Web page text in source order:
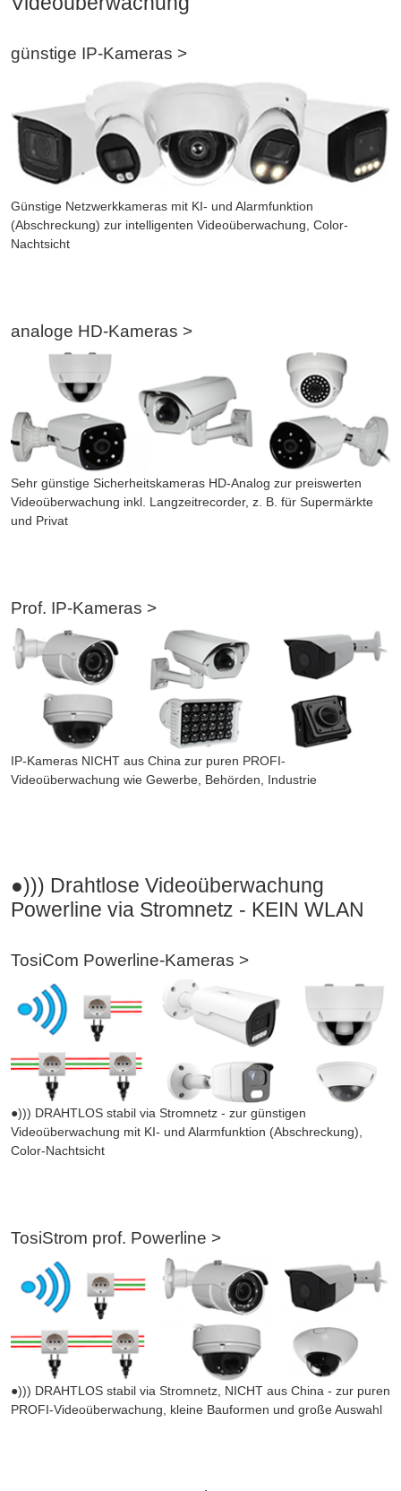
günstige IP-Kameras >
Günstige Netzwerkkameras mit KI- und Alarmfunktion
(Abschreckung) zur intelligenten Videoüberwachung, Color-
Nachtsicht
analoge HD-Kameras >
Sehr günstige Sicherheitskameras HD-Analog zur preiswerten
Videoüberwachung inkl. Langzeitrecorder, z. B. für Supermärkte
und Privat
Prof. IP-Kameras >
IP-Kameras NICHT aus China zur puren PROFI-
Videoüberwachung wie Gewerbe, Behörden, Industrie
●))) Drahtlose Videoüberwachung
Powerline via Stromnetz - KEIN WLAN
TosiCom Powerline-Kameras >
●))) DRAHTLOS stabil via Stromnetz - zur günstigen
Videoüberwachung mit KI- und Alarmfunktion (Abschreckung),
Color-Nachtsicht
TosiStrom prof. Powerline >
●))) DRAHTLOS stabil via Stromnetz, NICHT aus China - zur puren
PROFI-Videoüberwachung, kleine Bauformen und große Auswahl